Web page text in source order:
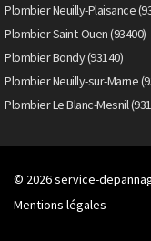
Plombier Neuilly-Plaisance
Plombier Saint-Ouen (93400)
Plombier Bondy (93140)
Plombier Neuilly-sur-Marne
Plombier Le Blanc-Mesnil
© 2026service-
Mentions légales